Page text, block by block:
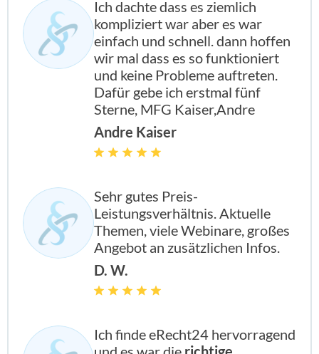
Ich dachte dass es ziemlich
kompliziert war aber es war
einfach und schnell. dann hoffen
wir mal dass es so funktioniert
und keine Probleme auftreten.
Dafür gebe ich erstmal fünf
Sterne, MFG Kaiser,Andre
Andre Kaiser
Sehr gutes Preis-
Leistungsverhältnis. Aktuelle
Themen, viele Webinare, großes
Angebot an zusätzlichen Infos.
D. W.
Ich finde eRecht24 hervorragend